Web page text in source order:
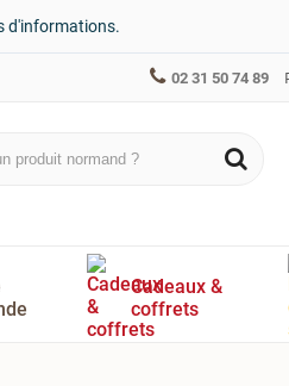
d'informations.
02 31 50 74 89
Cadeaux &
coffrets